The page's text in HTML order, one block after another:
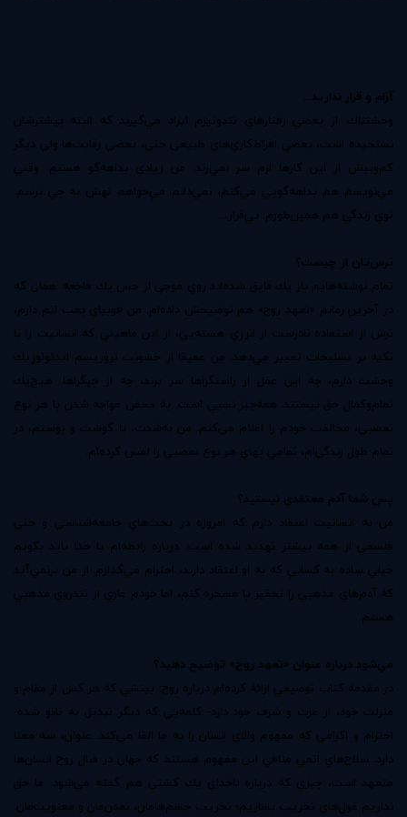
آرام و قرار نداريد...
وحشتناك. از بعضي رفتارهاي تندوتيزم ايراد مي‌گيرند كه البته بيشترشان
نسنجيده است، بعضي افراط‌كاري‌هاي طبيعي حتي، بعضي رقابت‌ها ولي ديگر
كم‌وبيش از اين كارها ازم سر نمي‌زند. من زيادي بداهه‌گو هستم. وقتي
مي‌نويسم هم بداهه‌گويي مي‌كنم، نمي‌دانم مي‌خواهم تهش به چي برسم.
توي زندگي هم همين‌طورم. بي‌قرار...
ترس‌تان از چيست؟
تمام نوشته‌هايم بار يك قايق شده‌اند روي موجي از حس يك فاجعه. همان كه
در آخرين رمانم «تعهد روح» هم توضيحش داده‌ام. من فوبياي بمب اتم دارم،
ترس از استفاده نادرست از انرژي هسته‌يي، از اين ماهيتي كه انسانيت را با
تكيه بر تسليحات تغيير مي‌دهد. من عميقا از خشونت تروريسم ايدئولوژيك
وحشت دارم، چه اين عمل از راستگراها سر بزند، چه از چپگراها. هيچ‌يك
تمام‌وكمال حق نيستند. همه‌چيز نسبي است. به محض مواجه شدن با هر نوع
تعصبي، مخالفت خودم را اعلام مي‌كنم. من به‌شدت، با گوشت و پوستم، در
تمام طول زندگي‌ام، تمامي بهاي هر نوع تعصبي را لمس كرده‌ام.
پس شما آدم معتقدي نيستيد؟
من به انسانيت اعتقاد دارم كه امروزه در بحث‌هاي جامعه‌شناسي و حتي
فلسفي از همه بيشتر تهديد شده است. درباره رابطه‌ام با خدا بايد بگويم
خيلي ساده به كساني كه به او اعتقاد دارند، احترام مي‌گذارم. از من برنمي‌آيد
كه آدم‌هاي مذهبي را تحقير يا مسخره كنم، اما خودم عاري از تندروي مذهبي
هستم.
مي‌شود درباره عنوان «تعهد روح» توضيح دهيد؟
در مقدمه كتاب توصيفي ارائه كرده‌ام درباره روح: بينشي كه هر كس از مقام و
منزلت خود، از عزت و شرف خود دارد- كلمه‌يي كه ديگر تبديل به تابو شده-
احترام و اكرامي كه مفهوم والاي انسان را به ما القا مي‌كند. عنوان، سه معنا
دارد. سلاح‌هاي اتمي منافي اين مفهوم هستند كه جهان در قبال روح انسان‌ها
متعهد است، چيزي كه درباره ناخداي يك كشتي هم گفته مي‌شود. ما حق
نداريم غول‌هاي تخريب بسازيم؛ تخريب جسم‌هامان، تمدن‌مان و معنويت‌مان.